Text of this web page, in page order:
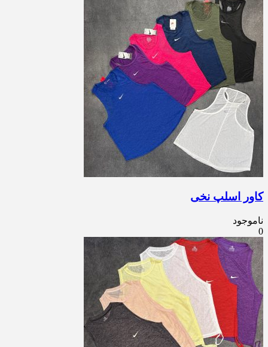
کاور اسلپ نخی
ناموجود
0